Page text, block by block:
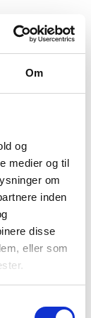
Om
og
medier og til
om
inden
disse
eller som
&